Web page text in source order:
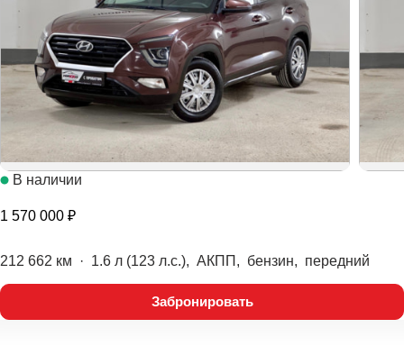
В наличии
1 570 000 ₽
212 662 км · 1.6 л (123 л.с.), АКПП, бензин, передний
Забронировать